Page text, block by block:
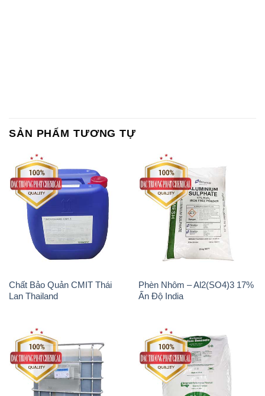
Chất Bảo Quản CMIT Thái
Lan Thailand
Phèn Nhôm – Al2(SO4)3 17%
Ấn Độ India
Chất tạo bọt Las P Tico Tank
Sodium Benzoate – Mốc Bột